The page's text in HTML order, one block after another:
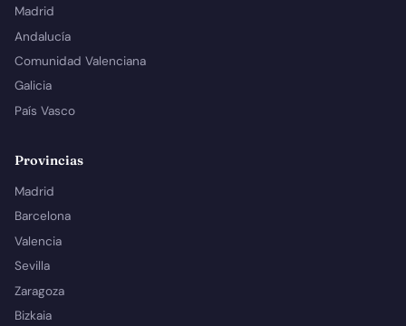
Madrid
Andalucía
Comunidad Valenciana
Galicia
País Vasco
Provincias
Madrid
Barcelona
Valencia
Sevilla
Zaragoza
Bizkaia